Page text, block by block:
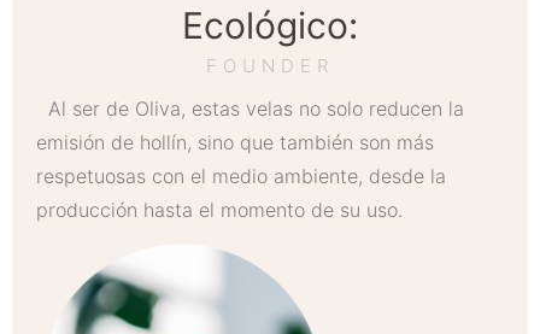
Ecológico:
FOUNDER
Al ser de Oliva, estas velas no solo reducen la
emisión de hollín, sino que también son más
respetuosas con el medio ambiente, desde la
producción hasta el momento de su uso.